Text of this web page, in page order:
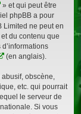
» et qui peut être
phpBB a pour
Limited ne peut en
du contenu que
(en anglais).
obscène,
etc. qui pourrait
le serveur de
Si vous